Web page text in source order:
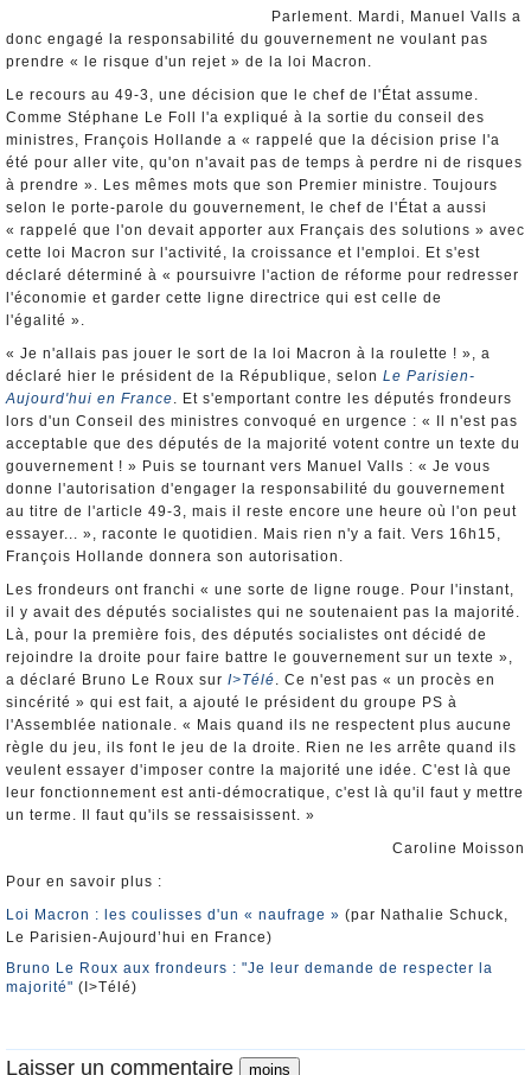
Parlement. Mardi, Manuel Valls a
donc engagé la responsabilité du gouvernement ne voulant pas
prendre « le risque d'un rejet » de la loi Macron.
Le recours au 49-3, une décision que le chef de l'État assume.
Comme Stéphane Le Foll l'a expliqué à la sortie du conseil des
ministres, François Hollande a « rappelé que la décision prise l'a
été pour aller vite, qu'on n'avait pas de temps à perdre ni de risques
à prendre ». Les mêmes mots que son Premier ministre. Toujours
selon le porte-parole du gouvernement, le chef de l'État a aussi
« rappelé que l'on devait apporter aux Français des solutions » avec
cette loi Macron sur l'activité, la croissance et l'emploi. Et s'est
déclaré déterminé à « poursuivre l'action de réforme pour redresser
l'économie et garder cette ligne directrice qui est celle de
l'égalité ».
« Je n'allais pas jouer le sort de la loi Macron à la roulette ! », a
déclaré hier le président de la République, selon Le Parisien-
Aujourd'hui en France. Et s'emportant contre les députés frondeurs
lors d'un Conseil des ministres convoqué en urgence : « Il n'est pas
acceptable que des députés de la majorité votent contre un texte du
gouvernement ! » Puis se tournant vers Manuel Valls : « Je vous
donne l'autorisation d'engager la responsabilité du gouvernement
au titre de l'article 49-3, mais il reste encore une heure où l'on peut
essayer... », raconte le quotidien. Mais rien n'y a fait. Vers 16h15,
François Hollande donnera son autorisation.
Les frondeurs ont franchi « une sorte de ligne rouge. Pour l'instant,
il y avait des députés socialistes qui ne soutenaient pas la majorité.
Là, pour la première fois, des députés socialistes ont décidé de
rejoindre la droite pour faire battre le gouvernement sur un texte »,
a déclaré Bruno Le Roux sur I>Télé. Ce n'est pas « un procès en
sincérité » qui est fait, a ajouté le président du groupe PS à
l'Assemblée nationale. « Mais quand ils ne respectent plus aucune
règle du jeu, ils font le jeu de la droite. Rien ne les arrête quand ils
veulent essayer d'imposer contre la majorité une idée. C'est là que
leur fonctionnement est anti-démocratique, c'est là qu'il faut y mettre
un terme. Il faut qu'ils se ressaisissent. »
Caroline Moisson
Pour en savoir plus :
Loi Macron : les coulisses d'un « naufrage » (par Nathalie Schuck,
Le Parisien-Aujourd’hui en France)
Bruno Le Roux aux frondeurs : "Je leur demande de respecter la
majorité" (I>Télé)
Laisser un commentaire